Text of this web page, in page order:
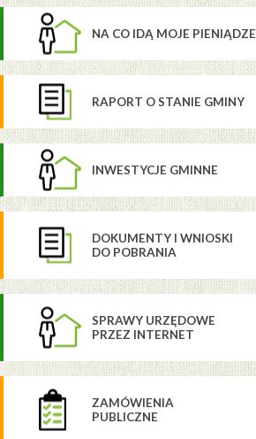
NA CO IDĄ MOJE PIENIĄDZE
RAPORT O STANIE GMINY
INWESTYCJE GMINNE
DOKUMENTY I WNIOSKI
DO POBRANIA
SPRAWY URZĘDOWE
PRZEZ INTERNET
ZAMÓWIENIA
PUBLICZNE